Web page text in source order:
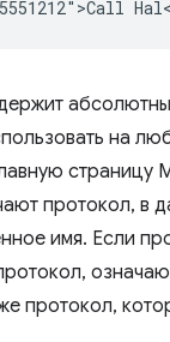
на
страницу
протокол, в
имя. Если
протокол,